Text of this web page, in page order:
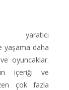
yaratıcı
yaşama daha
oyuncaklar.
içeriği ve
çok fazla